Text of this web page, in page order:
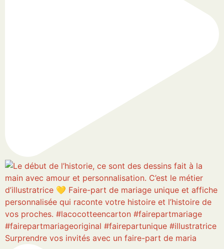
Surprendre vos invités avec un faire-part de maria